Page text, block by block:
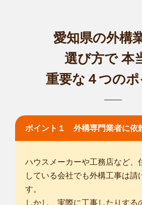
愛知県の外構
選び方で本
重要な４つのポ
ポイント１ 外構専門業者に依
ハウスメーカーや工務店など、
している会社でも外構工事は請
す。
しかし、実際に工事したりする